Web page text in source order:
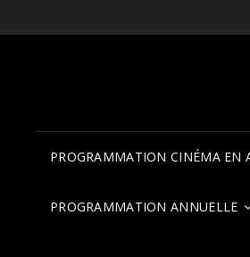
PROGRAMMATION CINÉMA EN
PROGRAMMATION ANNUELLE